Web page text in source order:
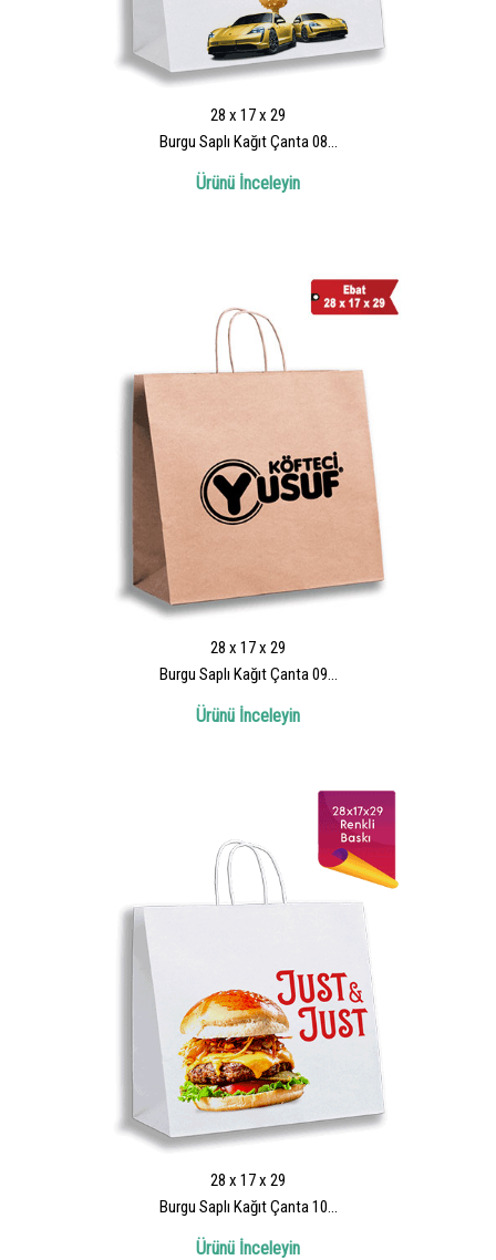
28 x 17 x 29
Burgu Saplı Kağıt Çanta 08...
Ürünü İnceleyin
28 x 17 x 29
Burgu Saplı Kağıt Çanta 09...
Ürünü İnceleyin
28 x 17 x 29
Burgu Saplı Kağıt Çanta 10...
Ürünü İnceleyin